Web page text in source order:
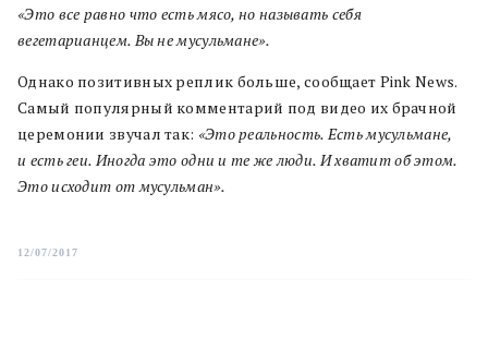
«Это все равно что есть мясо, но называть себя
вегетарианцем. Вы не мусульмане».
Однако позитивных реплик больше, сообщает Pink News.
Самый популярный комментарий под видео их брачной
церемонии звучал так: «Это реальность. Есть мусульмане,
и есть геи. Иногда это одни и те же люди. И хватит об этом.
Это исходит от мусульман».
12/07/2017